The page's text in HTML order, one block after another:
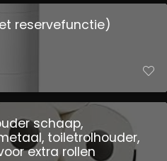
reservefunctie)
schaap,
toiletrolhouder,
extra rollen